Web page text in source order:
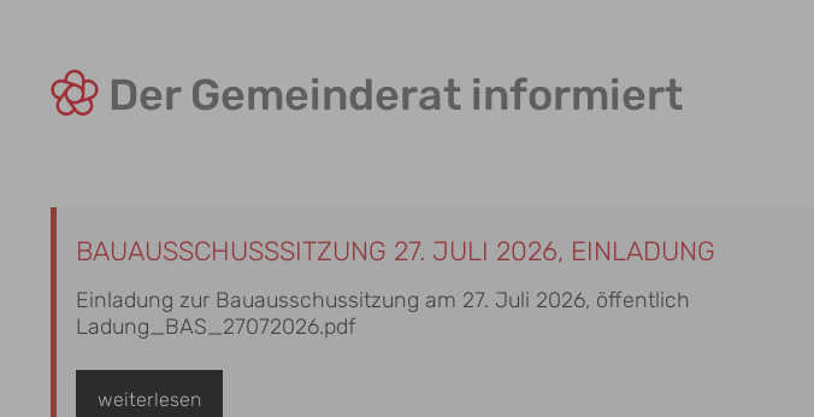
Der Gemeinderat informiert
BAUAUSSCHUSSSITZUNG 27. JULI 2026, EINLADUNG
Einladung zur Bauausschussitzung am 27. Juli 2026, öffentlich
Ladung_BAS_27072026.pdf
weiterlesen